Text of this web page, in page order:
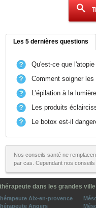
Les 5 dernières questions
Qu'est-ce que l'atopie
Comment soigner
L'épilation à la
Les produits
Le botox est-il
Nos conseils santé ne
par cas. Cependant nos
dans les grandes
Aix-en-provence
Angers